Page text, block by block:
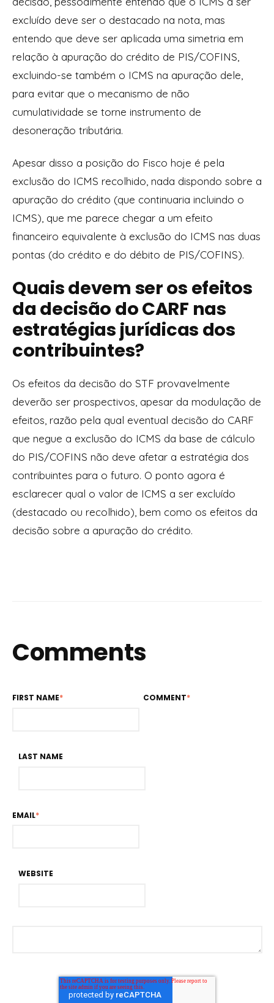
excluído deve ser o destacado na nota, mas
entendo que deve ser aplicada uma simetria em
relação à apuração do crédito de PIS/COFINS,
excluindo-se também o ICMS na apuração dele,
para evitar que o mecanismo de não
cumulatividade se torne instrumento de
desoneração tributária.
Apesar disso a posição do Fisco hoje é pela
exclusão do ICMS recolhido, nada dispondo sobre a
apuração do crédito (que continuaria incluindo o
ICMS), que me parece chegar a um efeito
financeiro equivalente à exclusão do ICMS nas duas
pontas (do crédito e do débito de PIS/COFINS).
Quais devem ser os efeitos
da decisão do CARF nas
estratégias jurídicas dos
contribuintes?
Os efeitos da decisão do STF provavelmente
deverão ser prospectivos, apesar da modulação de
efeitos, razão pela qual eventual decisão do CARF
que negue a exclusão do ICMS da base de cálculo
do PIS/COFINS não deve afetar a estratégia dos
contribuintes para o futuro. O ponto agora é
esclarecer qual o valor de ICMS a ser excluído
(destacado ou recolhido), bem como os efeitos da
decisão sobre a apuração do crédito.
Comments
FIRST NAME*
LAST NAME
EMAIL*
WEBSITE
COMMENT*